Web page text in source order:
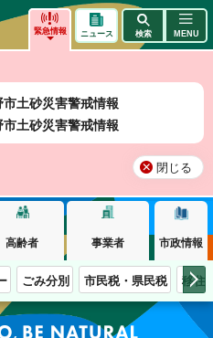
緊急情報
土砂災害警戒情報
土砂災害警戒情報
閉じる
ニュース 検索 MENU
高齢者 事業者 市政情報
ごみ分別 市民税・県民税 移住
しく生きる。長野市